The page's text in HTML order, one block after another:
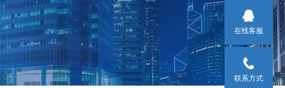
在线客服
联系方式